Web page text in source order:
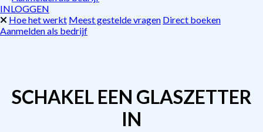
INLOGGEN
Hoe het werkt Meest gestelde vragen Direct boeken
Aanmelden als bedrijf
SCHAKEL EEN GLASZETTER
IN